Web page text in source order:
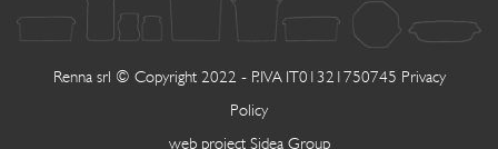
Renna srl © Copyright 2022 - P.IVA IT01321750745 Privacy
Policy
web project Sidea Group